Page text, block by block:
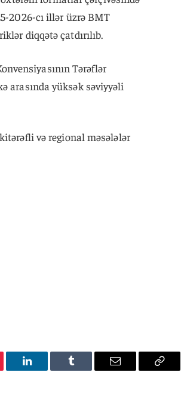
2026-cı illər üzrə BMT
diqqətə çatdırılıb.
Tərəflər
arasında yüksək səviyyəli
və regional məsələlər
LinkedIn Tumblr Email
Copy